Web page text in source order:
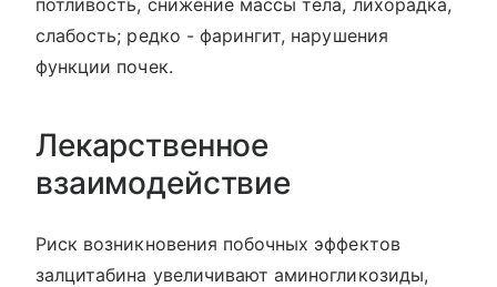
потливость, снижение массы тела, лихорадка,
слабость; редко - фарингит, нарушения
функции почек.
Лекарственное
взаимодействие
Риск возникновения побочных эффектов
залцитабина увеличивают аминогликозиды,